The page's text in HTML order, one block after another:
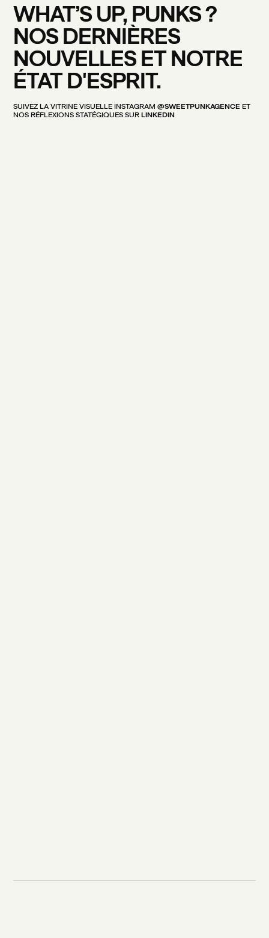
WHAT’S UP, PUNKS?
NOS DERNIÈRES
NOUVELLES ET NOTRE
ÉTAT D'ESPRIT.
SUIVEZ LA VITRINE VISUELLE INSTAGRAM @SWEETPUNKAGENCE ET
NOS RÉFLEXIONS STATÉGIQUES SUR LINKEDIN